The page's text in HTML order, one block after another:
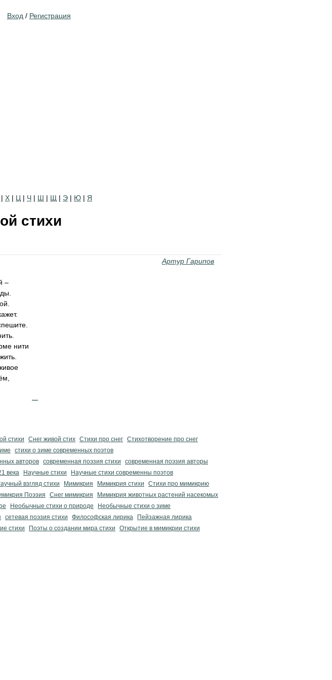
Вход / Регистрация
| Х | Ц | Ч | Ш | Щ | Э | Ю | Я
стихи
Артур Гарипов
–
нити
стихи Снег живой стих Стихи про снег Стихотворение про снег
стихи о зиме современных поэтов
авторов современная поэзия стихи
современная поэзия авторы
века
Научные стихи
Научные стихи современны поэтов
взгляд стихи Мимикрия Мимикрия стихи
Стихи про мимикрию
Поэзия Снег мимикрия
Мимикрия животных растений насекомых
Необычные стихи о природе
Необычные стихи о зиме
сетевая поэзия стихи Философская лирика
Пейзажная лирика
стихи
Поэты о создании мира стихи Открытие в мимикрии стихи